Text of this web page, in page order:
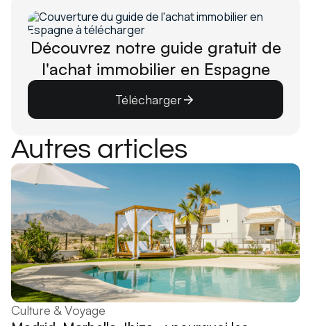
Découvrez notre guide gratuit de
l'achat immobilier en Espagne
Télécharger
Autres articles
Culture & Voyage